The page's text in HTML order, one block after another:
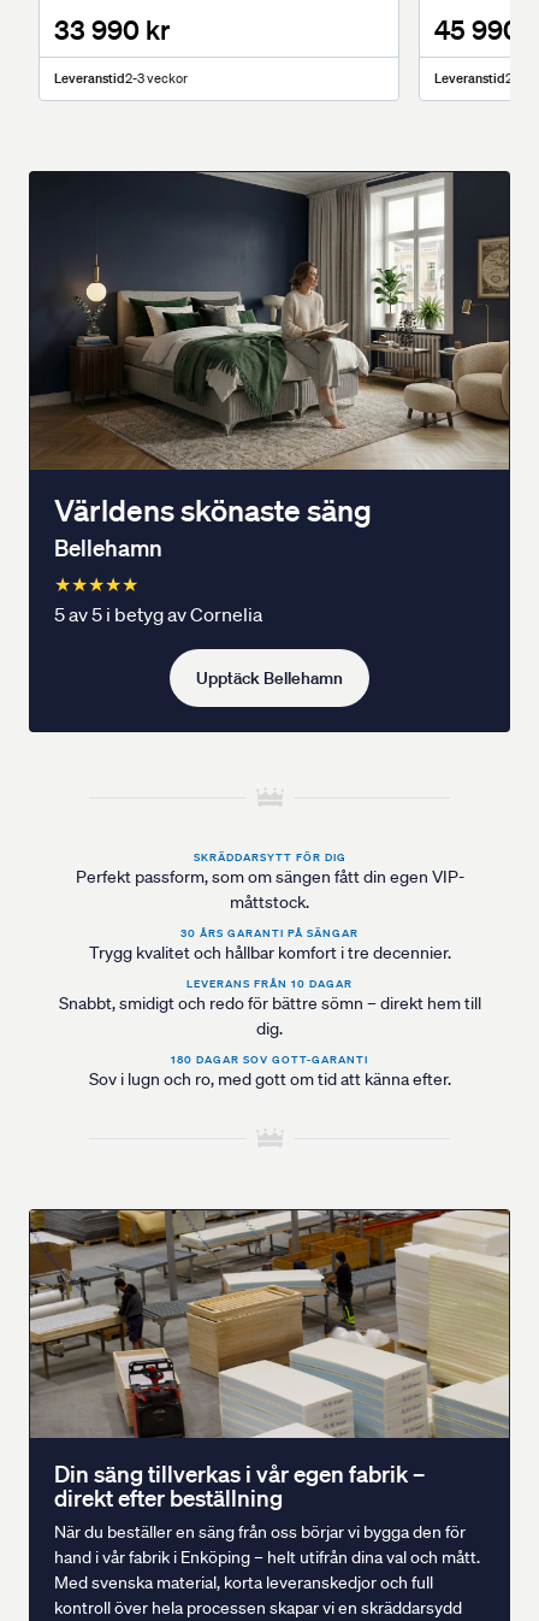
33 990 kr
Leveranstid2-3 veckor
45 990
Leveranstid2-3
Världens skönaste säng
Bellehamn
★★★★★
5 av 5 i betyg av Cornelia
Upptäck Bellehamn
SKRÄDDARSYTT FÖR DIG
Perfekt passform, som om sängen fått din egen VIP-
måttstock.
30 ÅRS GARANTI PÅ SÄNGAR
Trygg kvalitet och hållbar komfort i tre decennier.
LEVERANS FRÅN 10 DAGAR
Snabbt, smidigt och redo för bättre sömn – direkt hem till
dig.
180 DAGAR SOV GOTT-GARANTI
Sov i lugn och ro, med gott om tid att känna efter.
Din säng tillverkas i vår egen fabrik –
direkt efter beställning
När du beställer en säng från oss börjar vi bygga den för
hand i vår fabrik i Enköping – helt utifrån dina val och mått.
Med svenska material, korta leveranskedjor och full
kontroll över hela processen skapar vi en skräddarsydd